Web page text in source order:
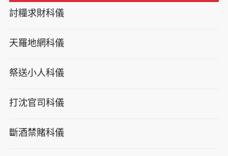
討糧求財科儀
天羅地網科儀
祭送小人科儀
打沈官司科儀
斷酒禁賭科儀